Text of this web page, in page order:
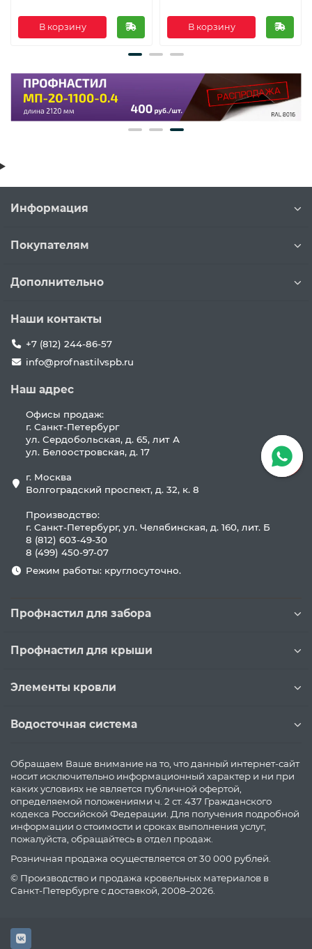
В корзину В корзину
Информация
Покупателям
Дополнительно
Наши контакты
+7 (812) 244-86-57
info@profnastilvspb.ru
Наш адрес
Офисы продаж:
г. Санкт-Петербург
ул. Сердобольская, д. 65, лит А
ул. Белоостровская, д. 17
г. Москва
Волгоградский проспект, д. 32, к. 8
Производство:
г. Санкт-Петербург, ул. Челябинская, д. 160, лит. Б
8 (812) 603-49-30
8 (499) 450-97-07
Режим работы: круглосуточно.
Профнастил для забора
Профнастил для крыши
Элементы кровли
Водосточная система
Обращаем Ваше внимание на то, что данный интернет-сайт
носит исключительно информационный характер и ни при
каких условиях не является публичной офертой,
определяемой положениями ч. 2 ст. 437 Гражданского
кодекса Российской Федерации. Для получения подробной
информации о стоимости и сроках выполнения услуг,
пожалуйста, обращайтесь в отдел продаж.
Розничная продажа осуществляется от 30 000 рублей.
© Производство и продажа кровельных материалов в
Санкт-Петербурге с доставкой, 2008–2026.